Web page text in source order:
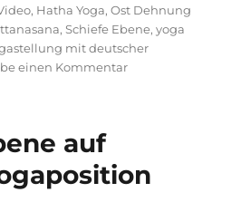
, Hatha Yoga,Ost Dehnung
,Schiefe Ebene,yoga
mit deutscher
einen Kommentarzu
–
auf